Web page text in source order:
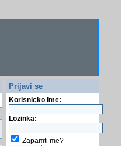
Prijavi se
Korisnicko ime:
Lozinka:
Zapamti me?